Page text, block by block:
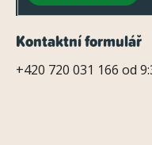
Kontaktní formulář
+420 720 031 166 od